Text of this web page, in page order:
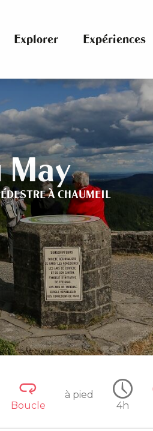
Explorer
Expériences
May
À CHAUMEIL
Boucle
à pied
4h